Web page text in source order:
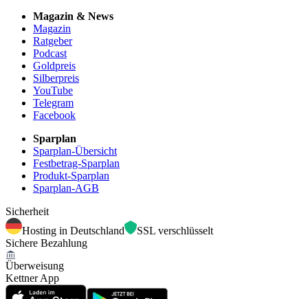
Magazin & News
Magazin
Ratgeber
Podcast
Goldpreis
Silberpreis
YouTube
Telegram
Facebook
Sparplan
Sparplan-Übersicht
Festbetrag-Sparplan
Produkt-Sparplan
Sparplan-AGB
Sicherheit
Hosting in Deutschland
SSL verschlüsselt
Sichere Bezahlung
Überweisung
Kettner App